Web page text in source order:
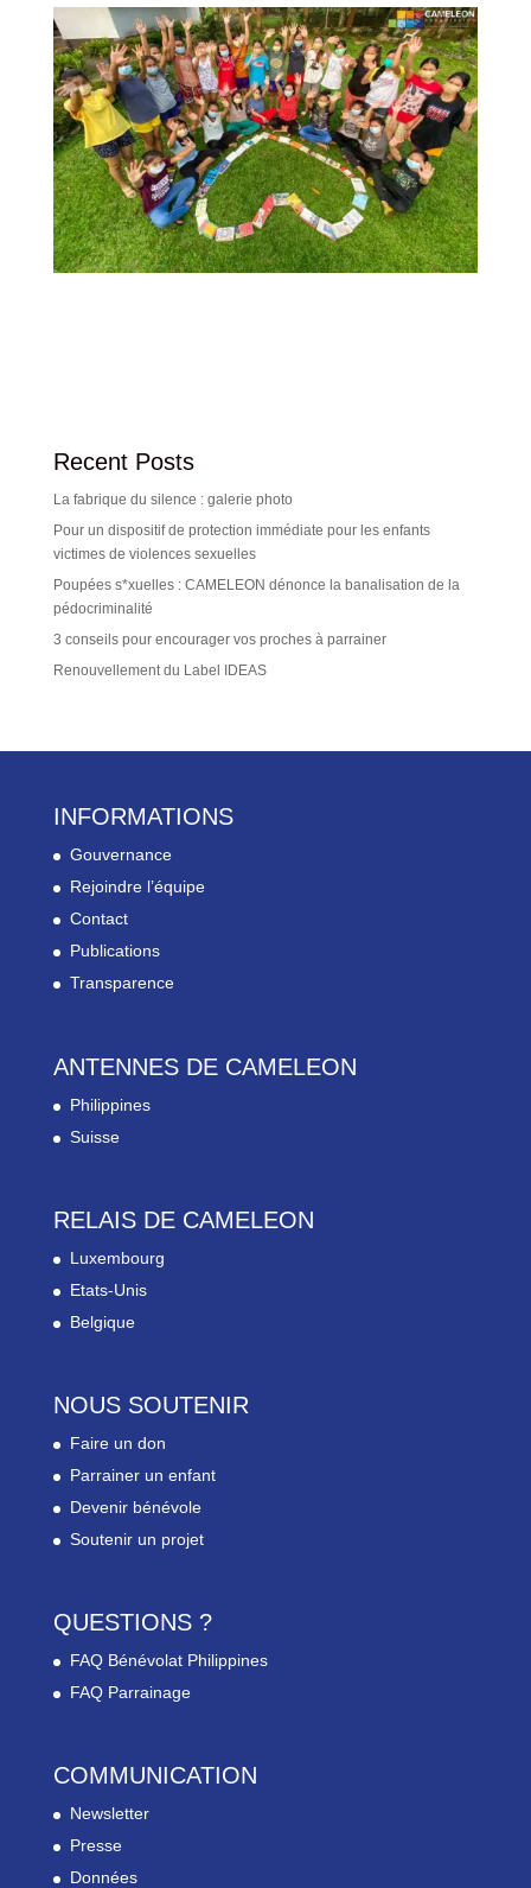
Recent Posts
La fabrique du silence : galerie photo
Pour un dispositif de protection immédiate pour les enfants
victimes de violences sexuelles
Poupées s*xuelles : CAMELEON dénonce la banalisation de la
pédocriminalité
3 conseils pour encourager vos proches à parrainer
Renouvellement du Label IDEAS
INFORMATIONS
Gouvernance
Rejoindre l’équipe
Contact
Publications
Transparence
ANTENNES DE CAMELEON
Philippines
Suisse
RELAIS DE CAMELEON
Luxembourg
Etats-Unis
Belgique
NOUS SOUTENIR
Faire un don
Parrainer un enfant
Devenir bénévole
Soutenir un projet
QUESTIONS ?
FAQ Bénévolat Philippines
FAQ Parrainage
COMMUNICATION
Newsletter
Presse
Données